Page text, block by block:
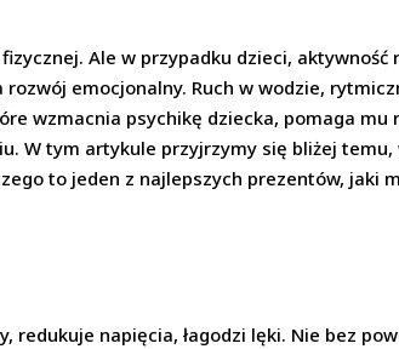
Ale w przypadku dzieci, aktywność
emocjonalny. Ruch w wodzie,
wzmacnia psychikę dziecka, pomaga mu
W tym artykule przyjrzymy się bliżej temu,
to jeden z najlepszych prezentów, jaki
redukuje napięcia, łagodzi lęki. Nie bez